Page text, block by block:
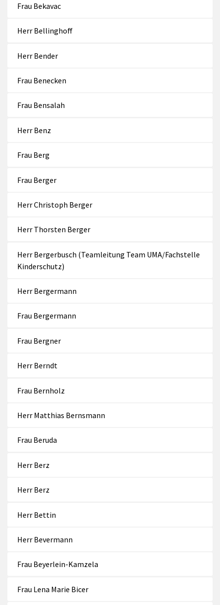
Frau Bekavac
Herr Bellinghoff
Herr Bender
Frau Benecken
Frau Bensalah
Herr Benz
Frau Berg
Frau Berger
Herr Christoph Berger
Herr Thorsten Berger
Herr Bergerbusch (Teamleitung Team UMA/Fachstelle
Kinderschutz)
Herr Bergermann
Frau Bergermann
Frau Bergner
Herr Berndt
Frau Bernholz
Herr Matthias Bernsmann
Frau Beruda
Herr Berz
Herr Berz
Herr Bettin
Herr Bevermann
Frau Beyerlein-Kamzela
Frau Lena Marie Bicer